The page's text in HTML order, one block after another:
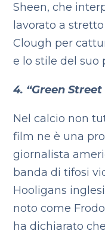
Sheen, che
lavorato a
Clough per
e lo stile del suo
4. “Green
Nel calcio non
film ne è una
giornalista
banda di tifosi
Hooligans
noto come
ha dichiarato